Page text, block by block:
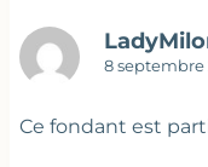
8 septembre
Ce fondant est